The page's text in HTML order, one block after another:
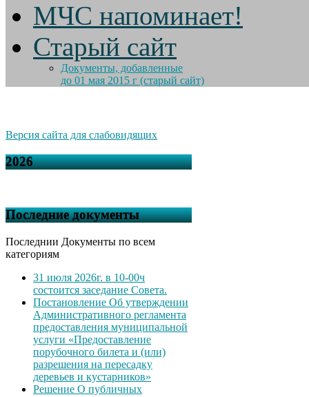
МЧС напоминает!
Старый сайт
Документы, добавленные
до 01 мая 2015 г (старый сайт)
Версия сайта для слабовидящих
2026
Последние документы
Последнии Документы по всем
категориям
31 июля 2026г. в 10-00ч
состоится заседание Совета.
Постановление Об утверждении
Административного регламента
предоставления муниципальной
услуги «Предоставление
порубочного билета и (или)
разрешения на пересадку
деревьев и кустарников»
Решение О публичных